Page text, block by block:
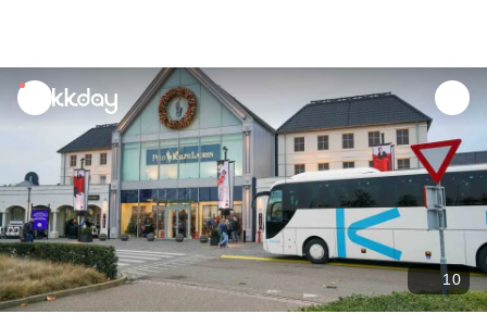
unread
notifications
10